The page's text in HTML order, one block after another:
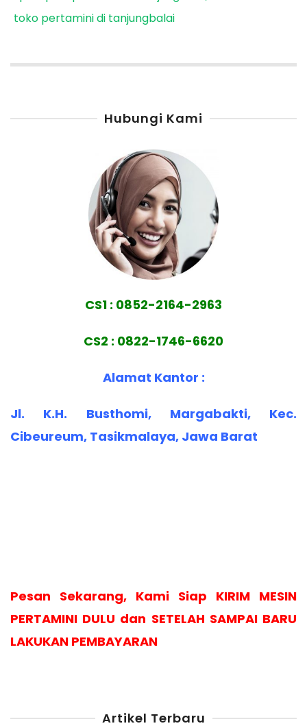
toko pertamini di tanjungbalai
Hubungi Kami
CS1 : 0852-2164-2963
CS2 : 0822-1746-6620
Alamat Kantor :
Jl. K.H. Busthomi, Margabakti, Kec.
Cibeureum, Tasikmalaya, Jawa Barat
Pesan Sekarang, Kami Siap KIRIM MESIN
PERTAMINI DULU dan SETELAH SAMPAI BARU
LAKUKAN PEMBAYARAN
Artikel Terbaru